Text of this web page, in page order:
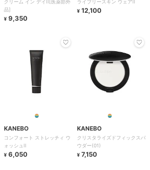
クリーム イン デイII[医薬部外
品]
¥ 9,350
ライブリースキン ウェアII
¥ 12,100
KANEBO
コンフォート ストレッチィ ウ
ォッシュII
¥ 6,050
KANEBO
クリスタライズドフィックスパ
ウダー(01)
¥ 7,150